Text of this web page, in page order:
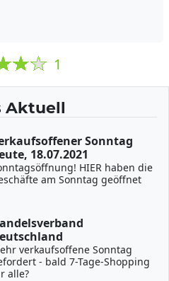
1
Aktuell
Sonntag
18.07.2021
HIER haben die
am Sonntag geöffnet
verkaufsoffene Sonntag
- bald 7-Tage-Shopping
alle?